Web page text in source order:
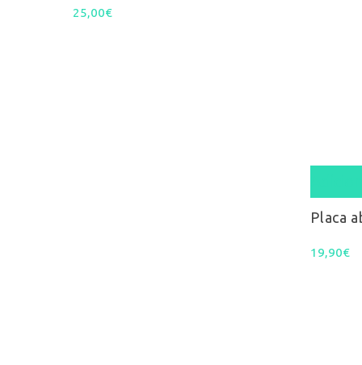
25,00€
Placa
19,90€